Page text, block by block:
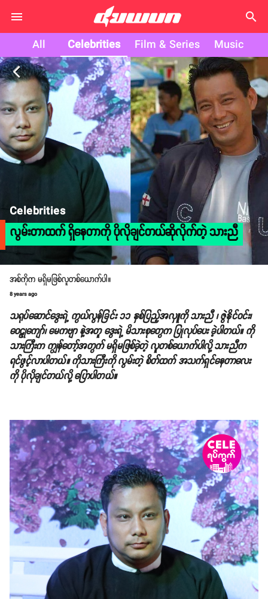
search
All Celebrities Film & Series Music
arrow_back_ios
Celebrities
လွမ်းတာထက် ရှိနေတာကို ပိုလိုချင်တယ်ဆိုလိုက်တဲ့ သားညီ
အစ်ကိုက မရှိမဖြစ်လူတစ်ယောက်ပါ။
8 years ago
သရုပ်ဆောင်ဒွေးရဲ့ ကွယ်လွန်ခြင်း ၁၁ နှစ်ပြည့်အလှူကို သားညီ ၊ ဇွဲနိုင်ဝင်း၊
ဝေဠုကျော်၊ မေကဗျာ နဲ့အတူ ဒွေးရဲ့ မိသားစုတွေက ပြုလုပ်ပေး ခဲ့ပါတယ်။ ကို
သားကြီးက ကျွန်တော့်အတွက် မရှိမဖြစ်ခဲ့တဲ့ လူတစ်ယောက်ပါလို့ သားညီက
ရင်ဖွင့်လာပါတယ်။ ကိုသားကြီးကို လွမ်းတဲ့ စိတ်ထက် အသက်ရှင်နေတာလေး
ကို ပိုလိုချင်တယ်လို့ ပြောပါတယ်။